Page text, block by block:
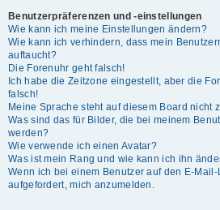
Benutzerpräferenzen und -einstellungen
Wie kann ich meine Einstellungen ändern?
Wie kann ich verhindern, dass mein
auftaucht?
Die Forenuhr geht falsch!
Ich habe die Zeitzone eingestellt, aber die
falsch!
Meine Sprache steht auf diesem Board nicht
Was sind das für Bilder, die bei meinem
werden?
Wie verwende ich einen Avatar?
Was ist mein Rang und wie kann ich ihn
Wenn ich bei einem Benutzer auf den E-
aufgefordert, mich anzumelden.